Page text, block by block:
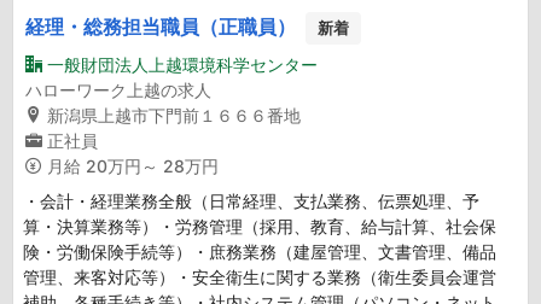
経理・総務担当職員（正職員） 新着
一般財団法人上越環境科学センター
ハローワーク上越の求人
新潟県上越市下門前１６６６番地
正社員
月給 20万円～ 28万円
・会計・経理業務全般（日常経理、支払業務、伝票処理、予
算・決算業務等）・労務管理（採用、教育、給与計算、社会保
険・労働保険手続等）・庶務業務（建屋管理、文書管理、備品
管理、来客対応等）・安全衛生に関する業務（衛生委員会運営